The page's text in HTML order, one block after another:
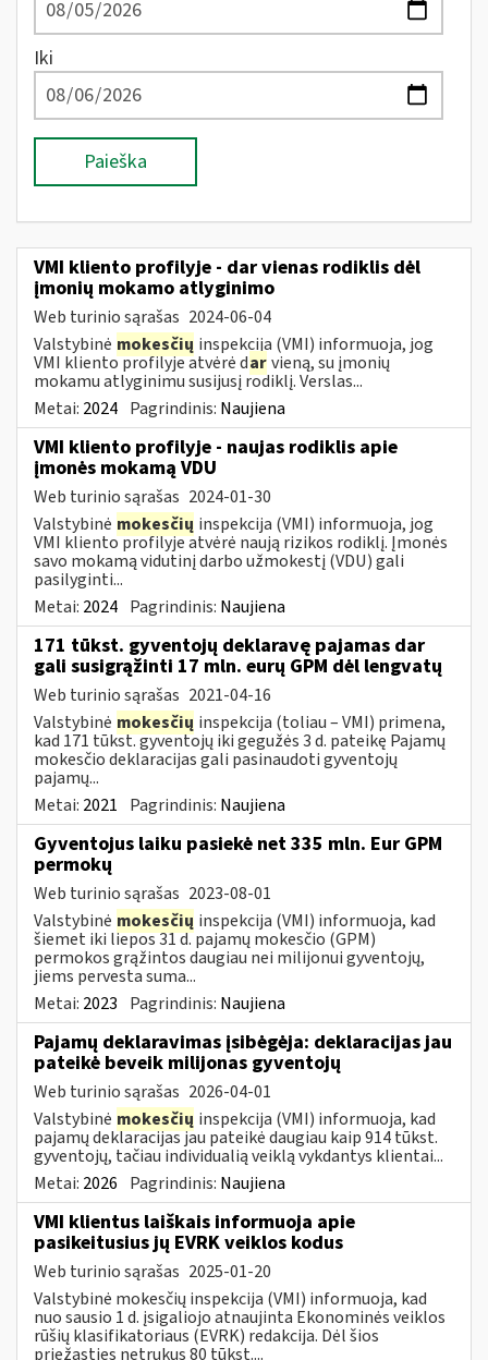
Iki
Paieška
VMI kliento profilyje - dar vienas rodiklis dėl
įmonių mokamo atlyginimo
Web turinio sąrašas 2024-06-04
Valstybinė mokesčių inspekcija (VMI) informuoja, jog
VMI kliento profilyje atvėrė darvieną, su įmonių
mokamu atlyginimu susijusį rodiklį. Verslas...
Metai: 2024 Pagrindinis: Naujiena
VMI kliento profilyje - naujas rodiklis apie
įmonės mokamą VDU
Web turinio sąrašas 2024-01-30
Valstybinė mokesčių inspekcija (VMI) informuoja, jog
VMI kliento profilyje atvėrė naują rizikos rodiklį. Įmonės
savo mokamą vidutinį darbo užmokestį (VDU) gali
pasilyginti...
Metai: 2024 Pagrindinis: Naujiena
171 tūkst. gyventojų deklaravę pajamas dar
gali susigrąžinti 17 mln. eurų GPM dėl lengvatų
Web turinio sąrašas 2021-04-16
Valstybinė mokesčių inspekcija (toliau – VMI) primena,
kad 171 tūkst. gyventojų iki gegužės 3 d. pateikę Pajamų
mokesčio deklaracijas gali pasinaudoti gyventojų
pajamų...
Metai: 2021 Pagrindinis: Naujiena
Gyventojus laiku pasiekė net 335 mln. Eur GPM
permokų
Web turinio sąrašas 2023-08-01
Valstybinė mokesčių inspekcija (VMI) informuoja, kad
šiemet iki liepos 31 d. pajamų mokesčio (GPM)
permokos grąžintos daugiau nei milijonui gyventojų,
jiems pervesta suma...
Metai: 2023 Pagrindinis: Naujiena
Pajamų deklaravimas įsibėgėja: deklaracijas jau
pateikė beveik milijonas gyventojų
Web turinio sąrašas 2026-04-01
Valstybinė mokesčių inspekcija (VMI) informuoja, kad
pajamų deklaracijas jau pateikė daugiau kaip 914 tūkst.
gyventojų, tačiau individualią veiklą vykdantys klientai...
Metai: 2026 Pagrindinis: Naujiena
VMI klientus laiškais informuoja apie
pasikeitusius jų EVRK veiklos kodus
Web turinio sąrašas 2025-01-20
Valstybinė mokesčių inspekcija (VMI) informuoja, kad
nuo sausio 1 d. įsigaliojo atnaujinta Ekonominės veiklos
rūšių klasifikatoriaus (EVRK) redakcija. Dėl šios
priežasties netrukus 80 tūkst....